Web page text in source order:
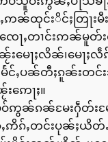
ဢၼ်ထုင်းိင်ႈတြႃး
ၸေႃႇတၢင်းဢၼ်မူတ်
းမေႃႈလိၼ်၊မေႃႈ
ႇပၼ်တီႈၵူၼ်းတင်း
ေႃႈ။
ဢွၼ်ၵၼ်မႄးႁဵတ်းမ
ၵ်ႇတင်းပုၼ်ႈယိတ်ႉပ